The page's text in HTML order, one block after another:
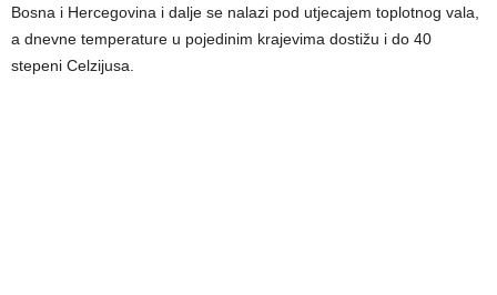
Bosna i Hercegovina i dalje se nalazi pod utjecajem toplotnog vala,
a dnevne temperature u pojedinim krajevima dostižu i do 40
stepeni Celzijusa.